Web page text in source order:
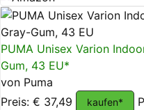
PUMA Unisex Varion
Gum, 43 EU*
von Puma
Preis: € 37,49
kaufen*